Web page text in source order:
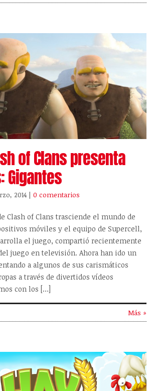
of Clans presenta
Gigantes
2014 |0 comentarios
Clash of Clans trasciende el mundo de
móviles y el equipo de Supercell,
el juego, compartió recientemente
juego en televisión. Ahora han ido un
a algunos de sus carismáticos
a través de divertidos vídeos
con los […]
Más »